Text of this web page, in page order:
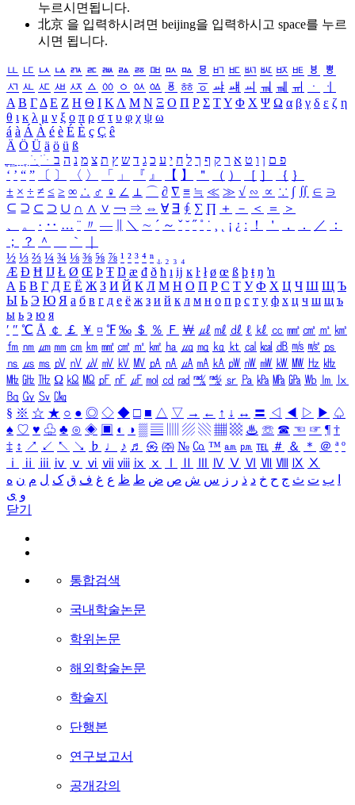
누르시면됩니다.
北京 을 입력하시려면 beijing을 입력하시고 space를 누르
시면 됩니다.
ㅥ ㅦ ㅧ ㅨ ㅩ ㅪ ㅫ ㅬ ㅭ ㅮ ㅯ ㅰ ㅱ ㅲ ㅳ ㅴ ㅵ ㅶ ㅷ ㅸ
ㅹ
ㅺ ㅻ ㅼ ㅽ ㅾ ㅿ ㆀ ㆁ ㆂ ㆃ ㆄ ㆅ ㆆ ㆇ ㆈ ㆉ ㆊ ㆋ ㆌ ㆍ
ㆎ
Α Β ΓΔ Ε Ζ Η Θ Ι ΚΛ Μ Ν Ξ Ο Π Ρ Σ ΤΥ Φ Χ Ψ Ω α β γ δ ε ζ η
θ ι κ λ μ ν ξ ο π ρ σ τ υ φ χ ψ ω
á à Á À é è É È ç Ç ê
Ä Ö Ü ä ö ü ß
ִֶֹ ֻּ ׁׂ פ ם ן ו ט א ר ק ף ך ל ח י ע כ ג ד ש ץ ת צ מ נ ה ב
‘ ’ “ ” 〔 〕 〈 〉 「 」 『 』 【 】 ＂ （ ） ［ ］ ｛ ｝
± × ÷ ≠ ≤ ≥ ∞ ∴ ♂ ♀ ∠ ⊥ ⌒ ∂ ∇ ≡ ≒ ≪ ≫ √ ∽ ∝ ∵ ∫ ∬ ∈ ∋
⊆ ⊇ ⊂ ⊃ ∪ ∩ ∧ ∨ ￢ ⇒ ⇔ ∀ ∃ ∮ ∑ ∏ ＋ － ＜ ＝
＞
、
。 · ‥ … ¨ 〃 ― ＼ ∼ ´ ～ ˇ ˘ ˝ ˚ ˙ ¸ ¡ ¿ ː ！ ＇ ， ． ／
：
；
？ ＾ ｀
½ ⅓ ⅔ ¼ ¾ ⅛ ⅜ ⅝ ⅞ ¹ ² ³ ⁴ ⁿ ₁ ₂ ₃ ₄
Æ Ð Ħ Ĳ Ł Ø Œ Þ Ŧ Ŋ æ đ ð ħ ı ĳ ĸ ŀ ł ø œ ß þ ŧ ŋ ŉ
А Б В Г Д Е Ё Ж З И Й К Л М Н О П Р С Т У Ф Х Ц Ч Ш Щ Ъ
Ы Ь Э Ю Я а б в г д е ё ж з и й к л м н о п р с т у ф х ц ч ш щ ъ
ы ь э ю я
′ ″ ℃ Å ￠ ￡ ￥ ¤ ℉ ‰ ＄ ％ Ｆ ￦ ㎕ ㎖ ㎗ ℓ ㎘ ㏄ ㎣ ㎤ ㎥ ㎦
㎙ ㎚ ㎛ ㎜ ㎝ ㎞ ㎟ ㎠ ㎡ ㎢ ㏊ ㎍ ㎎ ㎏ ㏏ ㎈ ㎉ ㏈ ㎧ ㎨ ㎰
㎱ ㎲ ㎳ ㎴ ㎵ ㎶ ㎷ ㎸ ㎹ ㎀ ㎁ ㎂ ㎃ ㎄ ㎺ ㎻ ㎽ ㎾ ㎿ ㎐ ㎑
㎒ ㎓ ㎔ Ω ㏀ ㏁ ㎊ ㎋ ㎌ ㏖ ㏅ ㎭ ㎮ ㎯ ㏛ ㎩ ㎪ ㎫ ㎬ ㏝ ㏐
㏓
㏃ ㏉ ㏜ ㏆
§ ※ ☆ ★ ○ ● ◎ ◇ ◆ □ ■ △ ▽ → ← ↑ ↓ ↔ 〓 ◁ ◀ ▷ ▶ ♤
♠ ♡ ♥ ♧ ♣ ⊙ ◈ ▣ ◐ ◑ ▒ ▤ ▨ ▧ ▦ ▩ ♨ ☏ ☎ ☜ ☞ ¶ †
‡ ↕ ↗ ↙ ↖ ↘ ♭ ♩ ♪ ♬ ㉿ ㈜ № ㏇ ™ ㏂ ㏘ ℡ ＃ ＆ ＊ ＠ ª º
ⅰ
ⅱ ⅲ ⅳ ⅴ ⅵ ⅶ ⅷ ⅸ ⅹ Ⅳ Ⅴ Ⅵ Ⅶ Ⅷ Ⅸ Ⅹ
ب ت ث ج ح خ د ذ ر ز س ش ص ض ط ظ ع غ ف ق ک ل م ن ه
و ی
닫기
통합검색
국내학술논문
학위논문
해외학술논문
학술지
단행본
연구보고서
공개강의